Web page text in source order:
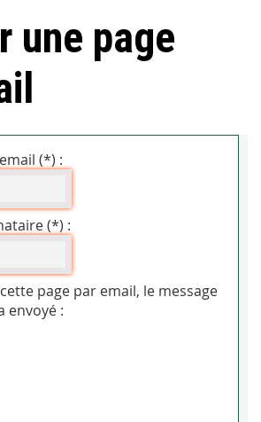
une page
(*) :
(*) :
page par email, le message
envoyé :